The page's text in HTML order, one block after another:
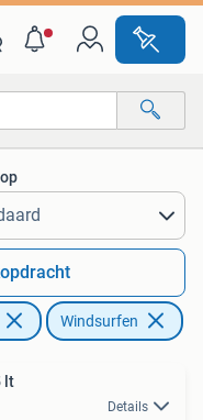
Windsurfen
lt
Details